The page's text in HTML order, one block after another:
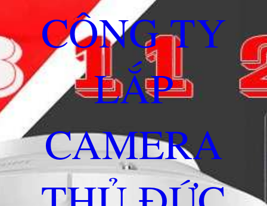
CÔNG TY
LẮP
CAMERA